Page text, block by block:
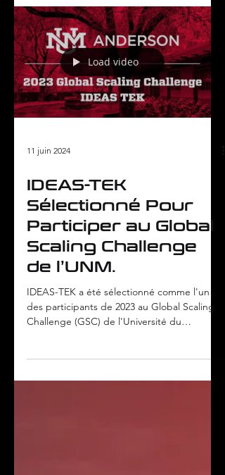
Minorités
IDEAS-TEK s'est vu décerner par l'Agence
de développement des entreprises
minoritaires (MBDA) le titre d'entreprise
minoritaire de...
Load video
11 juin 2024
IDEAS-TEK
Sélectionné Pour
Scaling Challenge
de l’UNM.